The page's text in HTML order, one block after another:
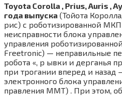
Toyota Corolla , Prius, Auris ,
года выпуска (Тойота
рис) с роботизированной
неисправности блока
управления
Freetronic) — неправильные
робота «, р ывки и дерганья
при трогании вперед и назад
электронного блока
правления MMT) . При этом,